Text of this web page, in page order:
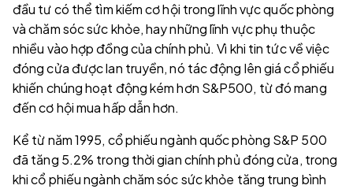
đầu tư có thể tìm kiếm cơ hội trong lĩnh vực quốc phòng
và chăm sóc sức khỏe, hay những lĩnh vực phụ thuộc
nhiều vào hợp đồng của chính phủ. Vì khi tin tức về việc
đóng cửa được lan truyền, nó tác động lên giá cổ phiếu
khiến chúng hoạt động kém hơn S&P500, từ đó mang
đến cơ hội mua hấp dẫn hơn.
Kể từ năm 1995, cổ phiếu ngành quốc phòng S&P 500
đã tăng 5.2% trong thời gian chính phủ đóng cửa, trong
khi cổ phiếu ngành chăm sóc sức khỏe tăng trung bình